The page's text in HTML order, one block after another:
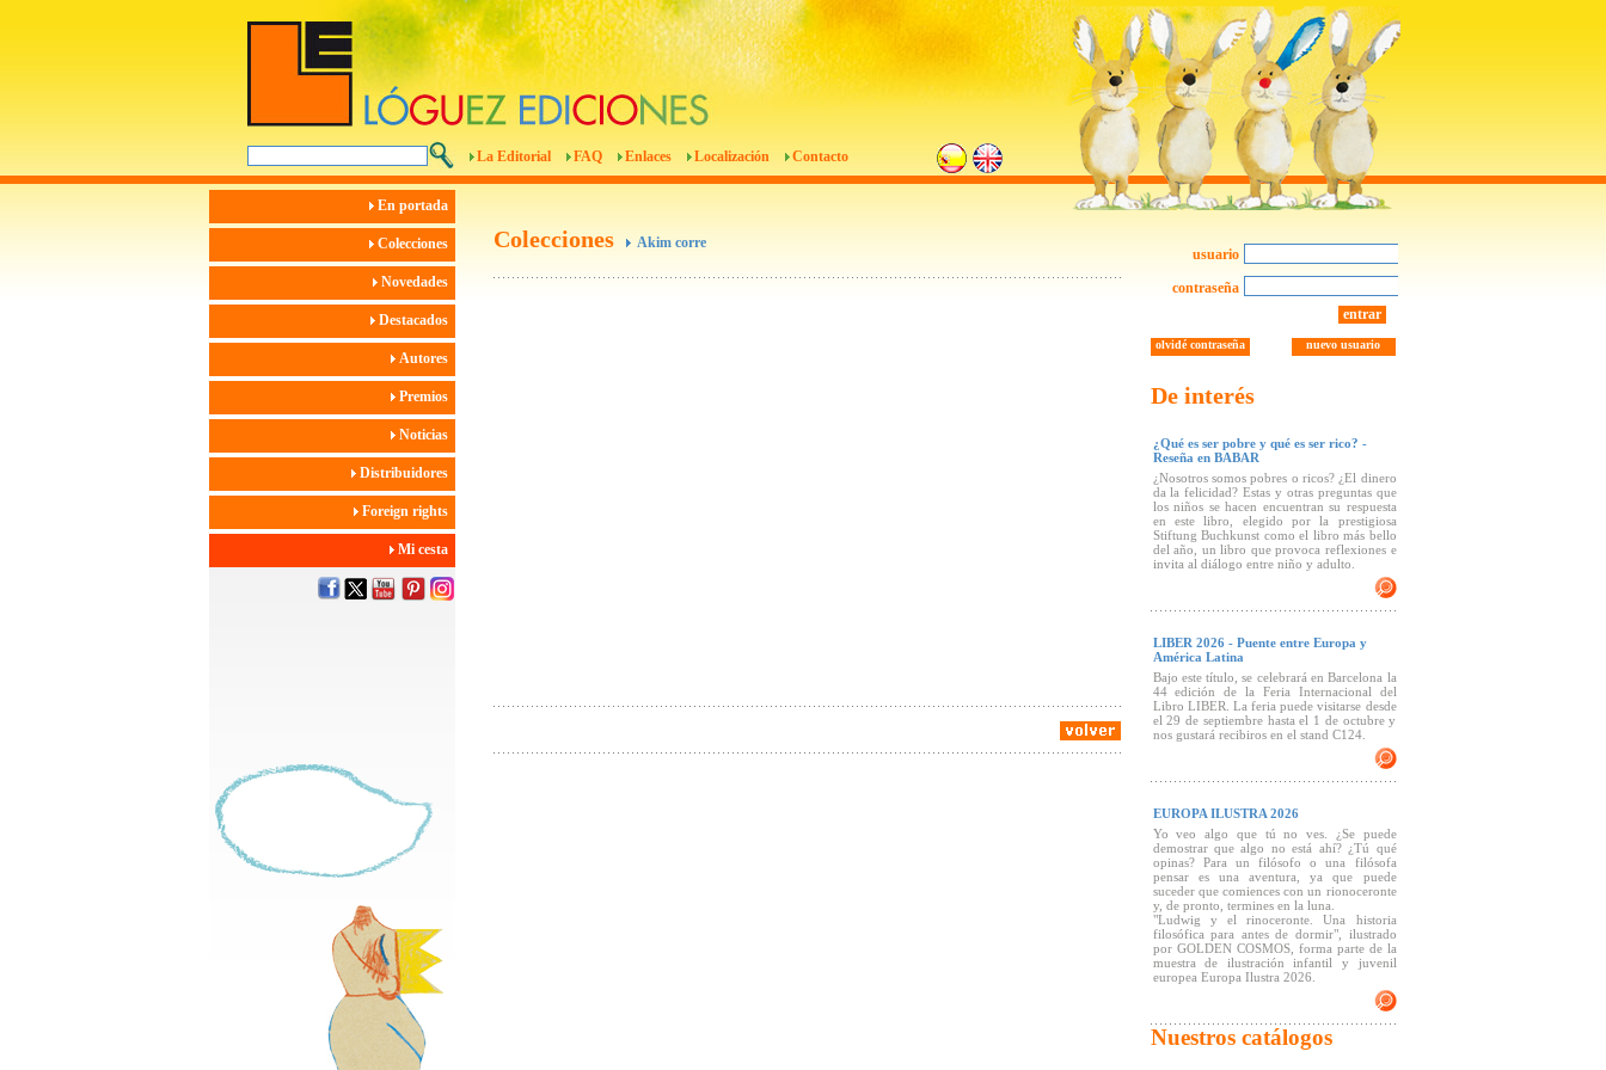
La Editorial FAQ Enlaces Localización Contacto
En portada
Colecciones
Novedades
Destacados
Autores
Premios
Noticias
Distribuidores
Foreign rights
Mi cesta
Colecciones Akim corre
usuario
contraseña
entrar
nuevo usuario
olvidé contraseña
De interés
¿Qué es ser pobre y qué es ser rico? -
Reseña en BABAR
¿Nosotros somos pobres o ricos? ¿El dinero
da la felicidad? Estas y otras preguntas que
los niños se hacen encuentran su respuesta
en este libro, elegido por la prestigiosa
Stiftung Buchkunst como el libro más bello
del año, un libro que provoca reflexiones e
invita al diálogo entre niño y adulto.
LIBER 2026 - Puente entre Europa y
América Latina
Bajo este título, se celebrará en Barcelona la
44 edición de la Feria Internacional del
Libro LIBER. La feria puede visitarse desde
el 29 de septiembre hasta el 1 de octubre y
nos gustará recibiros en el stand C124.
EUROPA ILUSTRA 2026
Yo veo algo que tú no ves. ¿Se puede
demostrar que algo no está ahí? ¿Tú qué
opinas? Para un filósofo o una filósofa
pensar es una aventura, ya que puede
suceder que comiences con un rionoceronte
y, de pronto, termines en la luna.
"Ludwig y el rinoceronte. Una historia
filosófica para antes de dormir", ilustrado
por GOLDEN COSMOS, forma parte de la
muestra de ilustración infantil y juvenil
europea Europa Ilustra 2026.
Nuestros catálogos